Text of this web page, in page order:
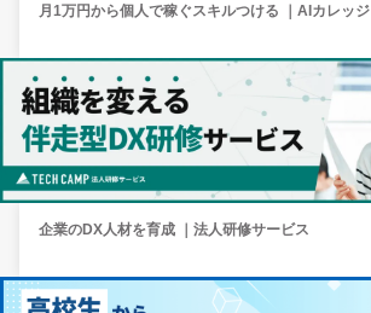
月1万円から個人で稼ぐスキルつける ｜AIカレッジ
企業のDX人材を育成 ｜法人研修サービス